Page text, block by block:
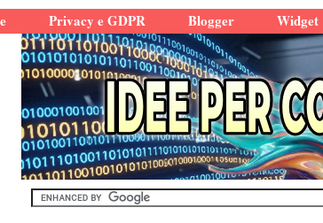
Privacy e GDPR Blogger Widget